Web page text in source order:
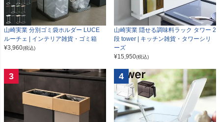
山崎実業 分別ゴミ袋ホルダー LUCE
ルーチェ | インテリア雑貨・ゴミ箱
¥3,960(税込)
山崎実業 隠せる調味料ラック タワー 2
段 tower | キッチン雑貨・タワーシリ
ーズ
¥15,950(税込)
3 4